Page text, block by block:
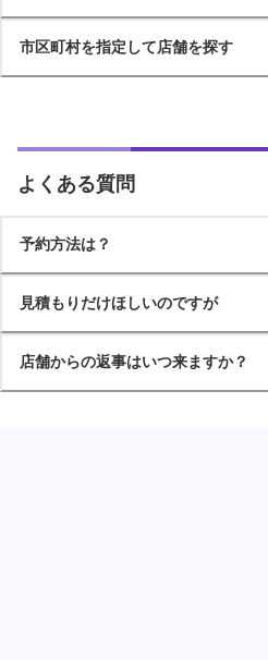
市区町村を指定して店舗を探す
よくある質問
予約方法は？
見積もりだけほしいのですが
店舗からの返事はいつ来ますか？